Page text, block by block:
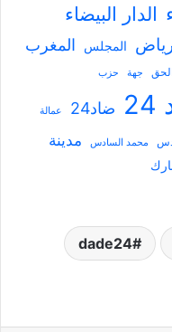
الدار البيضاء
المجلس المغرب
جهة حزب
ضاد24 عمالة
محمد السادس مدينة
dade24